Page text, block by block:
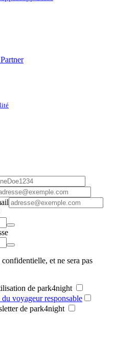
et ne sera pas
de park4night
voyageur responsable
de park4night